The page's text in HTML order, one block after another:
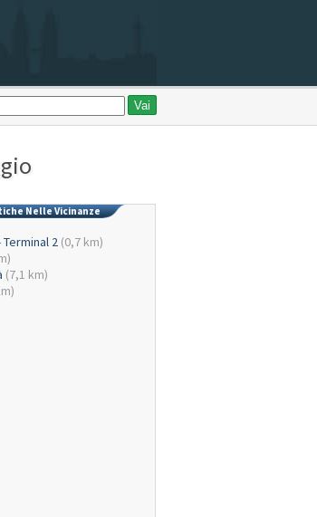
Nelle Vicinanze
2 (0,7 km)
(7,1 km)